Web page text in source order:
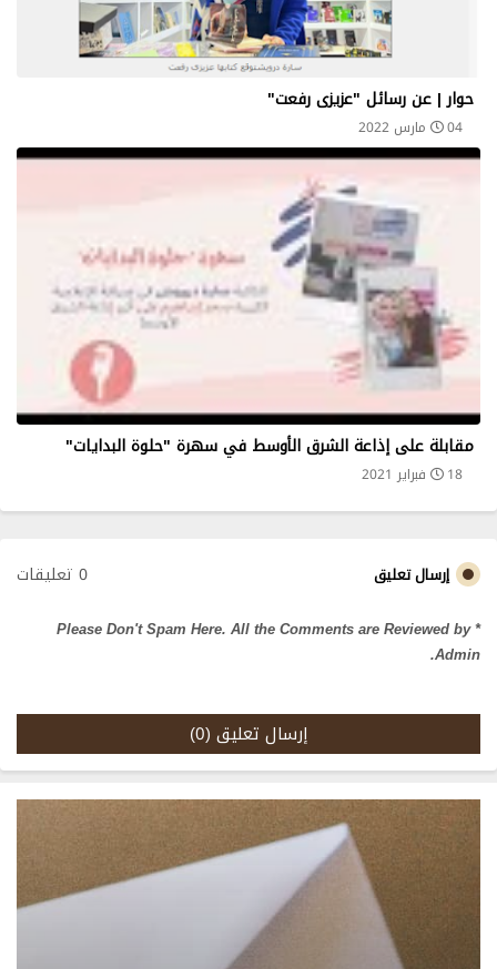
حوار | عن رسائل "عزيزى رفعت"
04 مارس 2022
مقابلة على إذاعة الشرق الأوسط في سهرة "حلوة البدايات"
18 فبراير 2021
إرسال تعليق 0 تعليقات
* Please Don't Spam Here. All the Comments are Reviewed by
Admin.
إرسال تعليق (0)